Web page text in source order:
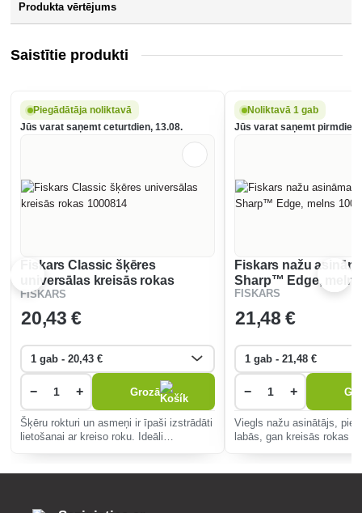
Produkta vērtējums
Saistītie produkti
Piegādātāja noliktavā
Jūs varat saņemt ceturtdien, 13.08.
Fiskars Classic šķēres
universālas kreisās rokas
1000814
FISKARS
20,43 €
− + Grozā
Šķēru rokturi un asmeņi ir īpaši izstrādāti
lietošanai ar kreiso roku. Ideāli
Noliktavā 1 gab
Jūs varat saņemt pirmdien,
Fiskars nažu
Sharp™ Edge, melns
FISKARS
21,48 €
− +
Viegls nažu asinātājs,
labās, gan kreisās rokas